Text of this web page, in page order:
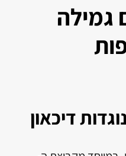
גמילה
דיכאון